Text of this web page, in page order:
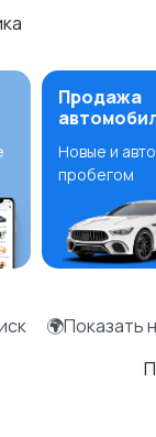
Продажа
Новые и
пробегом
🌍Показать